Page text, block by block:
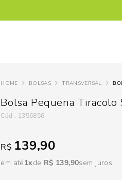
O que você está
BOLSAS TRANSVERSAL
Bolsa Pequena Tiracolo
: 1356856
R$ 139,90
em até1 R$ 139,90sem juros